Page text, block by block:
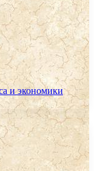
и экономики